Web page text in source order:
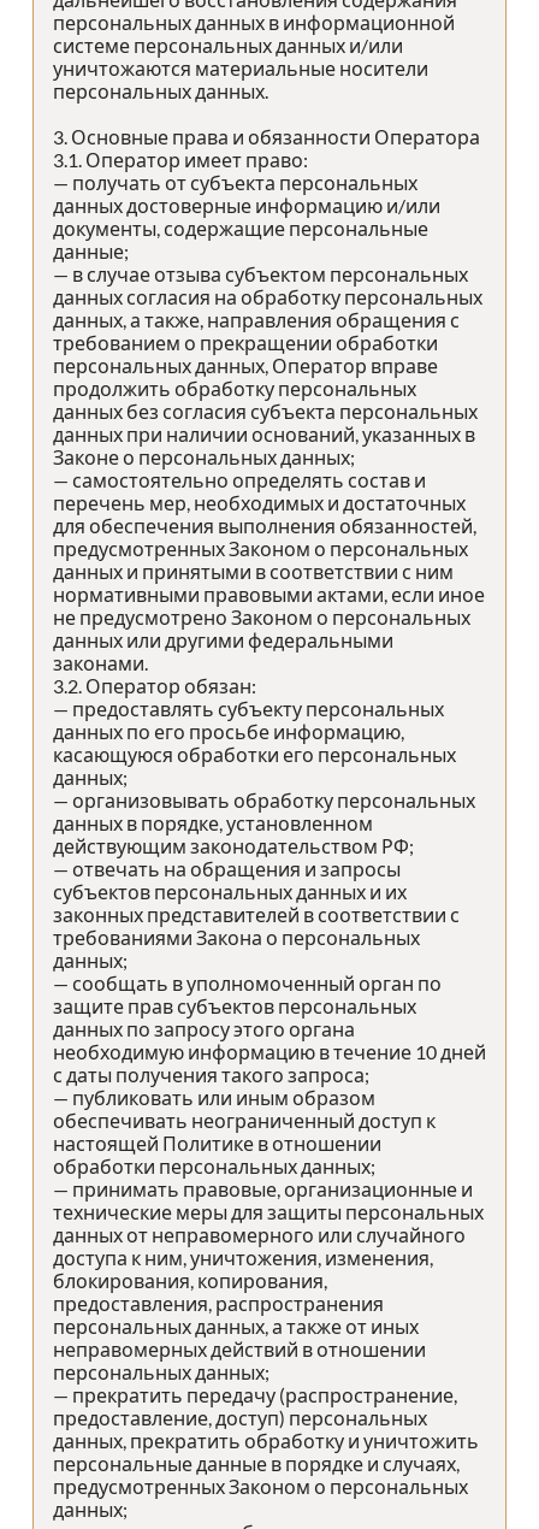
персональных данных в информационной
системе персональных данных и/или
уничтожаются материальные носители
персональных данных.
3. Основные права и обязанности Оператора
3.1. Оператор имеет право:
— получать от субъекта персональных
данных достоверные информацию и/или
документы, содержащие персональные
данные;
— в случае отзыва субъектом персональных
данных согласия на обработку персональных
данных, а также, направления обращения с
требованием о прекращении обработки
персональных данных, Оператор вправе
продолжить обработку персональных
данных без согласия субъекта персональных
данных при наличии оснований, указанных в
Законе о персональных данных;
— самостоятельно определять состав и
перечень мер, необходимых и достаточных
для обеспечения выполнения обязанностей,
предусмотренных Законом о персональных
данных и принятыми в соответствии с ним
нормативными правовыми актами, если иное
не предусмотрено Законом о персональных
данных или другими федеральными
законами.
3.2. Оператор обязан:
— предоставлять субъекту персональных
данных по его просьбе информацию,
касающуюся обработки его персональных
данных;
— организовывать обработку персональных
данных в порядке, установленном
действующим законодательством РФ;
— отвечать на обращения и запросы
субъектов персональных данных и их
законных представителей в соответствии с
требованиями Закона о персональных
данных;
— сообщать в уполномоченный орган по
защите прав субъектов персональных
данных по запросу этого органа
необходимую информацию в течение 10 дней
с даты получения такого запроса;
— публиковать или иным образом
обеспечивать неограниченный доступ к
настоящей Политике в отношении
обработки персональных данных;
— принимать правовые, организационные и
технические меры для защиты персональных
данных от неправомерного или случайного
доступа к ним, уничтожения, изменения,
блокирования, копирования,
предоставления, распространения
персональных данных, а также от иных
неправомерных действий в отношении
персональных данных;
— прекратить передачу (распространение,
предоставление, доступ) персональных
данных, прекратить обработку и уничтожить
персональные данные в порядке и случаях,
предусмотренных Законом о персональных
данных;